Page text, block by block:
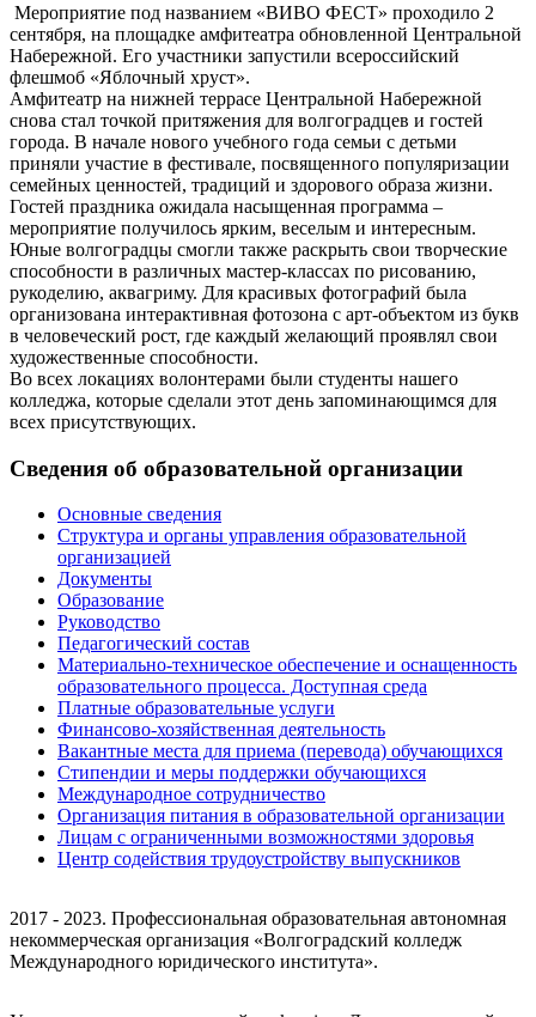
Мероприятие под названием «ВИВО ФЕСТ» проходило 2
сентября, на площадке амфитеатра обновленной Центральной
Набережной. Его участники запустили всероссийский
флешмоб «Яблочный хруст».
Амфитеатр на нижней террасе Центральной Набережной
снова стал точкой притяжения для волгоградцев и гостей
города. В начале нового учебного года семьи с детьми
приняли участие в фестивале, посвященного популяризации
семейных ценностей, традиций и здорового образа жизни.
Гостей праздника ожидала насыщенная программа –
мероприятие получилось ярким, веселым и интересным.
Юные волгоградцы смогли также раскрыть свои творческие
способности в различных мастер-классах по рисованию,
рукоделию, аквагриму. Для красивых фотографий была
организована интерактивная фотозона с арт-объектом из букв
в человеческий рост, где каждый желающий проявлял свои
художественные способности.
Во всех локациях волонтерами были студенты нашего
колледжа, которые сделали этот день запоминающимся для
всех присутствующих.
Сведения об образовательной организации
Основные сведения
Структура и органы управления образовательной
организацией
Документы
Образование
Руководство
Педагогический состав
Материально-техническое обеспечение и оснащенность
образовательного процесса. Доступная среда
Платные образовательные услуги
Финансово-хозяйственная деятельность
Вакантные места для приема (перевода) обучающихся
Стипендии и меры поддержки обучающихся
Международное сотрудничество
Организация питания в образовательной организации
Лицам с ограниченными возможностями здоровья
Центр содействия трудоустройству выпускников
2017 - 2023. Профессиональная образовательная автономная
некоммерческая организация «Волгоградский колледж
Международного юридического института».